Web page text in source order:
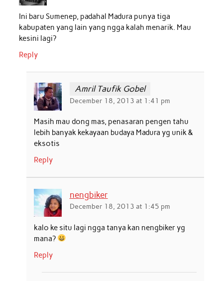
k
Ini baru Sumenep, padahal Madura punya tiga
kabupaten yang lain yang ngga kalah menarik. Mau
kesini lagi?
Reply
Amril Taufik Gobel
December 18, 2013 at 1:41 pm
Masih mau dong mas, penasaran pengen tahu
lebih banyak kekayaan budaya Madura yg unik &
eksotis
Reply
nengbiker
December 18, 2013 at 1:45 pm
kalo ke situ lagi ngga tanya kan nengbiker yg
mana?
Reply